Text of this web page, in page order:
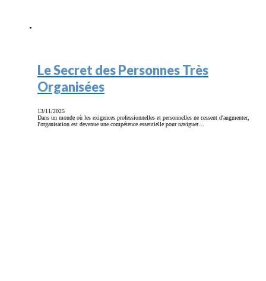
Le Secret des Personnes Très
Organisées
13/11/2025
Dans un monde où les exigences professionnelles et personnelles ne cessent d'augmenter,
l'organisation est devenue une compétence essentielle pour naviguer…